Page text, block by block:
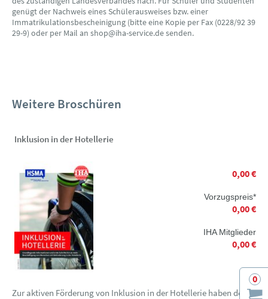
0
genügt der Nachweis eines Schülerausweises bzw. einer
Immatrikulationsbescheinigung (bitte eine Kopie per Fax (0228/92 39
29-9) oder per Mail an shop@iha-service.de senden.
Weitere Broschüren
Inklusion in der Hotellerie
0,00 €
Vorzugspreis*
0,00 €
IHA Mitglieder
0,00 €
Zur aktiven Förderung von Inklusion in der Hotellerie haben der